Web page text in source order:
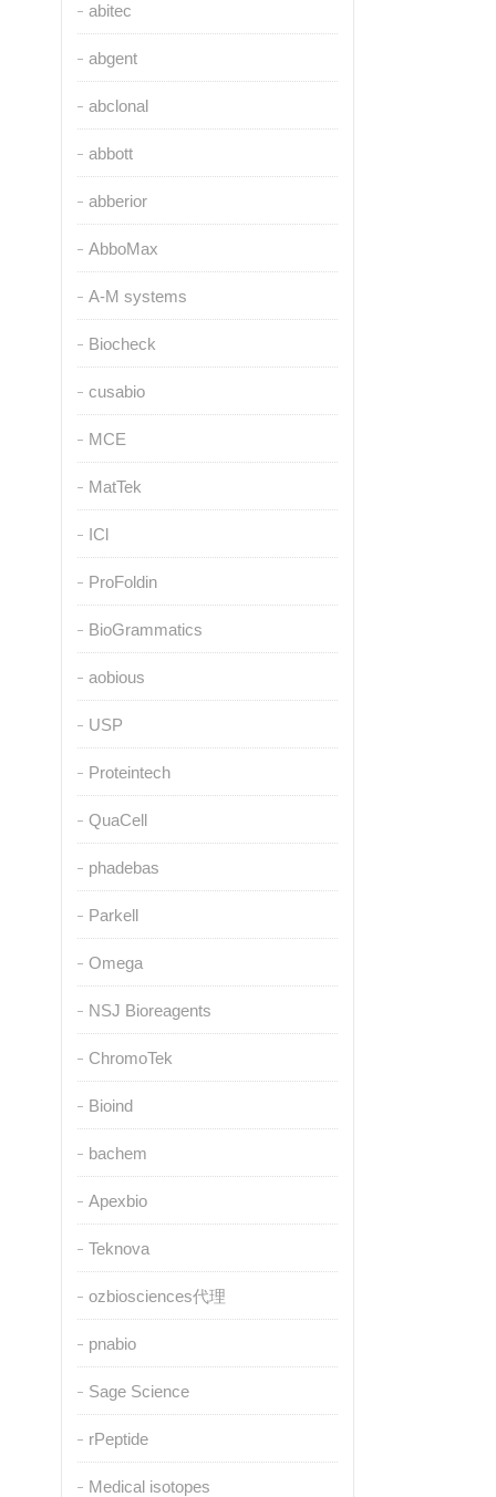
abitec
abgent
abclonal
abbott
abberior
AbboMax
A-M systems
Biocheck
cusabio
MCE
MatTek
ICl
ProFoldin
BioGrammatics
aobious
USP
Proteintech
QuaCell
phadebas
Parkell
Omega
NSJ Bioreagents
ChromoTek
Bioind
bachem
Apexbio
Teknova
ozbiosciences代理
pnabio
Sage Science
rPeptide
Medical isotopes